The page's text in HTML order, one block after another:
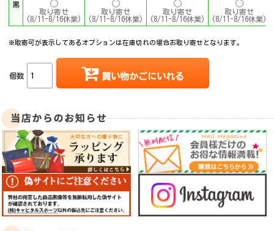
黒
取り寄せ
(8/11-8/16休業)
取り寄せ
(8/11-8/16休業)
取り寄せ
(8/11-8/16休業)
取り寄せ
(8/11-8/16休業)
※取寄可が表示してあるオプションは在庫切れの場合お取り寄せとなります。
個数 買い物かごにいれる